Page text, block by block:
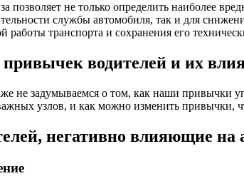
позволяет не только определить наиболее
службы автомобиля, так и для
транспорта и сохранения его
водителей и их
не задумываемся о том, как наши
узлов, и как можно изменить
негативно влияющие на